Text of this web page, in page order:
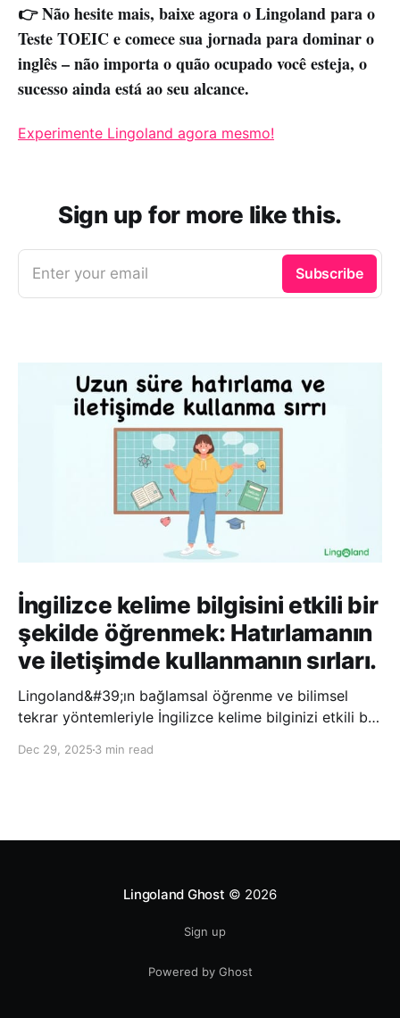
👉 Não hesite mais, baixe agora o Lingoland para o
Teste TOEIC e comece sua jornada para dominar o
inglês – não importa o quão ocupado você esteja, o
sucesso ainda está ao seu alcance.
Experimente Lingoland agora mesmo!
Sign up for more like this.
Enter your email Subscribe
İngilizce kelime bilgisini etkili bir
şekilde öğrenmek: Hatırlamanın
ve iletişimde kullanmanın sırları.
Lingoland&#39;ın bağlamsal öğrenme ve bilimsel
tekrar yöntemleriyle İngilizce kelime bilginizi etkili bir
hatırlayabilir ve daha doğal bir şekilde iletişim
Dec 29, 2025 3 min read
Lingoland Ghost © 2026
Sign up
Powered by Ghost